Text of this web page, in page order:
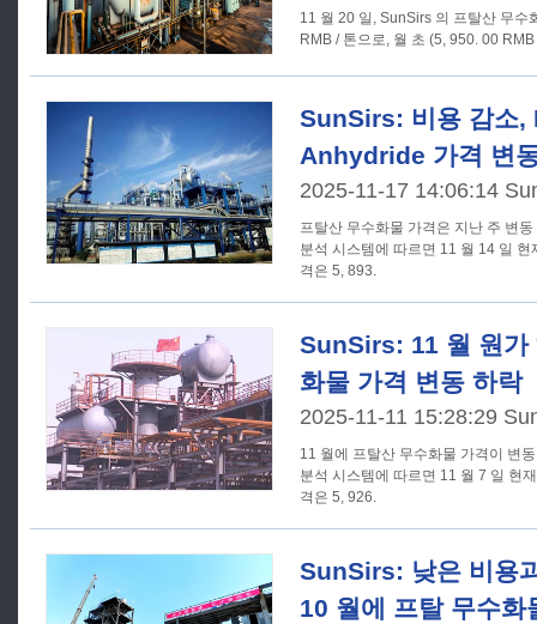
11 월 20 일, SunSirs 의 프탈산 무수
RMB / 톤으로, 월 초 (5, 950. 00
SunSirs: 비용 감소
Anhydride 가격 변
2025-11-17 14:06:14
프탈산 무수화물 가격은 지난 주 변동 하락했다.
분석 시스템에 따르면 11 월 14 일
격은 5, 893.
SunSirs: 11 월 원가
화물 가격 변동 하락
2025-11-11 15:28:29
11 월에 프탈산 무수화물 가격이 변동 하락했다.
분석 시스템에 따르면 11 월 7 일 현
격은 5, 926.
SunSirs: 낮은 비용
10 월에 프탈 무수화